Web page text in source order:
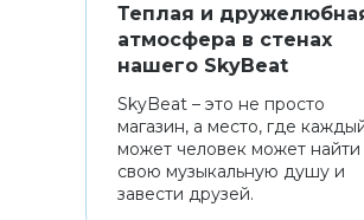
Теплая и
атмосфера в стенах
нашего SkyBeat
SkyBeat – это не просто
магазин, а место, где
может человек может найти
свою музыкальную душу и
завести друзей.